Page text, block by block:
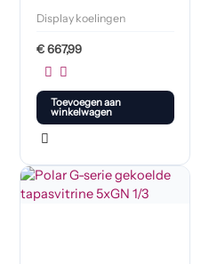
Display koelingen
€667,99
Toevoegen aan
winkelwagen